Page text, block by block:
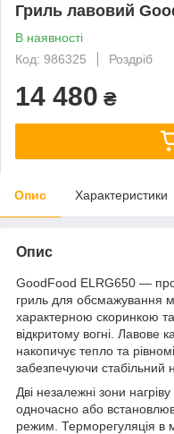
Гриль лавовий
В наявності
Код: 986325
Роздріб
14 480 ₴
Опис Характеристики
Опис
GoodFood ELRG650 —
гриль для обсмажування
характерною скоринкою
відкритому вогні. Лавове
накопичує тепло та
забезпечуючи стабільний
Дві незалежні зони
одночасно або
режим. Терморегуляція в